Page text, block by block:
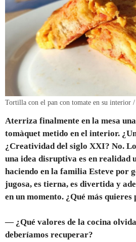
Tortilla con el pan con tomate en su interior
Aterriza finalmente en la mesa
tomàquet metido en el interior.
¿Creatividad del siglo XXI? No.
una idea disruptiva es en realidad
haciendo en la familia Esteve por
jugosa, es tierna, es divertida y
en un momento. ¿Qué más
— ¿Qué valores de la cocina
deberíamos recuperar?